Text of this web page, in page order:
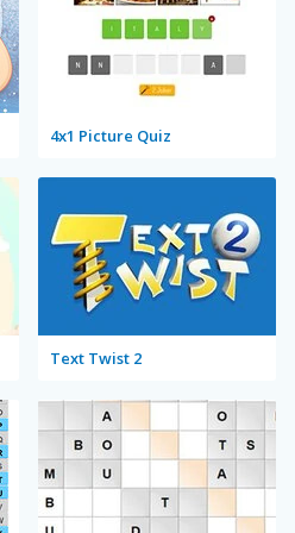
4x1 Picture Quiz
Text Twist 2